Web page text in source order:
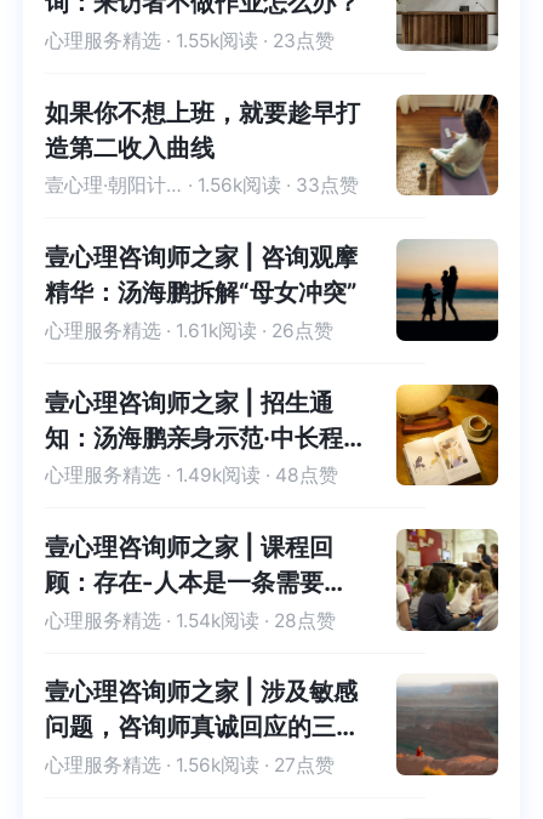
心理服务精选 · 1.55k阅读 · 23点赞
如果你不想上班，就要趁早打
造第二收入曲线
壹心理·朝阳计划-优秀学员 · 1.56k阅读 · 33点赞
壹心理咨询师之家 | 咨询观摩
精华：汤海鹏拆解“母女冲突”
心理服务精选 · 1.61k阅读 · 26点赞
壹心理咨询师之家 | 招生通
知：汤海鹏亲身示范·中长程
咨询能力进修班
心理服务精选 · 1.49k阅读 · 48点赞
壹心理咨询师之家 | 课程回
顾：存在-人本是一条需要终
身修行的路
心理服务精选 · 1.54k阅读 · 28点赞
壹心理咨询师之家 | 涉及敏感
问题，咨询师真诚回应的三项
原则
心理服务精选 · 1.56k阅读 · 27点赞